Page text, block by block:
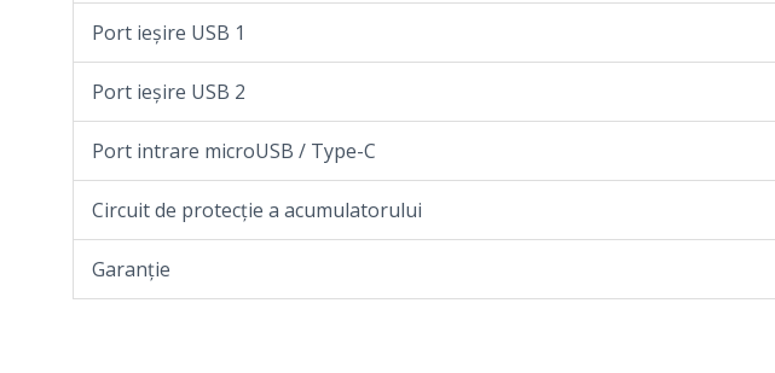
Port ieșire USB 1
Port ieșire USB 2
Port intrare microUSB / Type-C
Circuit de protecție a acumulatorului
Garanție